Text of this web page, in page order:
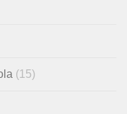
(15)